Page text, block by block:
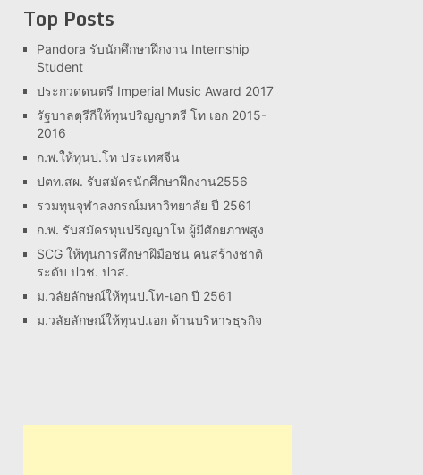
Top Posts
Pandora รับนักศึกษาฝึกงาน Internship
Student
ประกวดดนตรี Imperial Music Award 2017
รัฐบาลตุรีกีให้ทุนปริญญาตรี โท เอก 2015-
2016
ก.พ.ให้ทุนป.โท ประเทศจีน
ปตท.สผ. รับสมัครนักศึกษาฝึกงาน2556
รวมทุนจุฬาลงกรณ์มหาวิทยาลัย ปี 2561
ก.พ. รับสมัครทุนปริญญาโท ผู้มีศักยภาพสูง
SCG ให้ทุนการศึกษาฝึมือชน คนสร้างชาติ
ระดับ ปวช. ปวส.
ม.วลัยลักษณ์ให้ทุนป.โท-เอก ปี 2561
ม.วลัยลักษณ์ให้ทุนป.เอก ด้านบริหารธุรกิจ